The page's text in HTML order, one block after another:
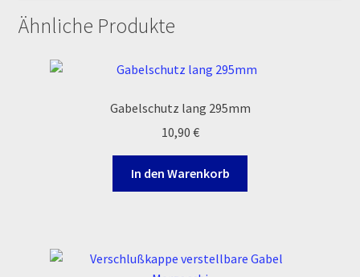
Versandarten
Warenkorb
Widerrufsbelehrung & -formular
Zahlung & Versand
Ähnliche Produkte
Gabelschutz lang 295mm
10,90 €
In den Warenkorb